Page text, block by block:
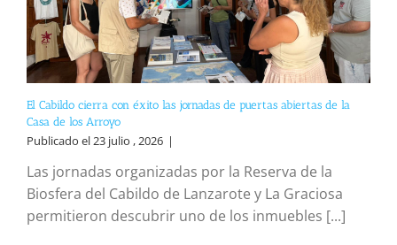
El Cabildo cierra con éxito las jornadas de puertas abiertas de la
Casa de los Arroyo
Publicado el 23 julio , 2026 |
Las jornadas organizadas por la Reserva de la
Biosfera del Cabildo de Lanzarote y La Graciosa
permitieron descubrir uno de los inmuebles [...]